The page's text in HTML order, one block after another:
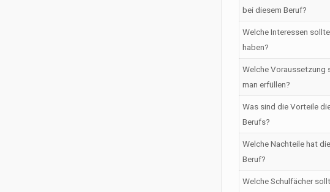
bei diesem Beruf?
Welche Interessen
haben?
Welche Voraussetzung
man erfüllen?
Was sind die Vorteile
Berufs?
Welche Nachteile hat
Beruf?
Welche Schulfächer